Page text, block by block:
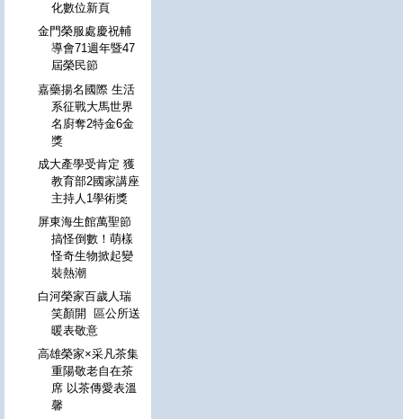
化數位新頁
金門榮服處慶祝輔
導會71週年暨47
屆榮民節
嘉藥揚名國際 生活
系征戰大馬世界
名廚奪2特金6金
獎
成大產學受肯定 獲
教育部2國家講座
主持人1學術獎
屏東海生館萬聖節
搞怪倒數！萌樣
怪奇生物掀起變
裝熱潮
白河榮家百歲人瑞
笑顏開 區公所送
暖表敬意
高雄榮家×采凡茶集
重陽敬老自在茶
席 以茶傳愛表溫
馨